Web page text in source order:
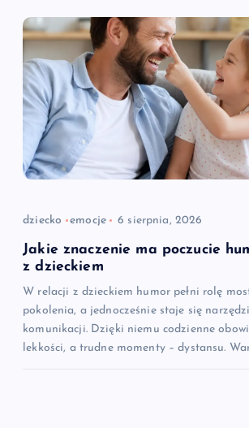
dziecko emocje 6 sierpnia, 2026
Jakie znaczenie ma poczucie
z dzieckiem
W relacji z dzieckiem humor pełni rolę
pokolenia, a jednocześnie staje się
komunikacji. Dzięki niemu codzienne
lekkości, a trudne momenty – dystansu.